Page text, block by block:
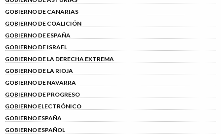
GOBIERNO DE CANARIAS
GOBIERNO DE COALICIÓN
GOBIERNO DE ESPAÑA
GOBIERNO DE ISRAEL
GOBIERNO DE LA DERECHA EXTREMA
GOBIERNO DE LA RIOJA
GOBIERNO DE NAVARRA
GOBIERNO DE PROGRESO
GOBIERNO ELECTRÓNICO
GOBIERNO ESPAÑA
GOBIERNO ESPAÑOL